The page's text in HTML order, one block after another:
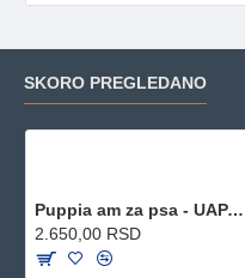
SKORO PREGLEDANO
Puppia am za psa - UAPA-AH305 - Royal Blue
2.650,00 RSD